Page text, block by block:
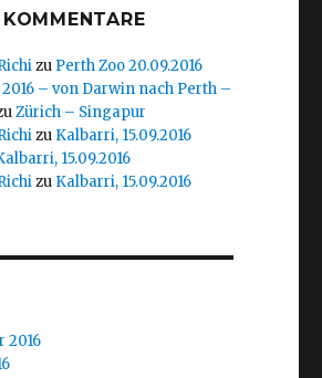
zu Perth Zoo 20.09.2016
– von Darwin nach Perth –
Zürich – Singapur
zu Kalbarri, 15.09.2016
15.09.2016
zu Kalbarri, 15.09.2016
2016